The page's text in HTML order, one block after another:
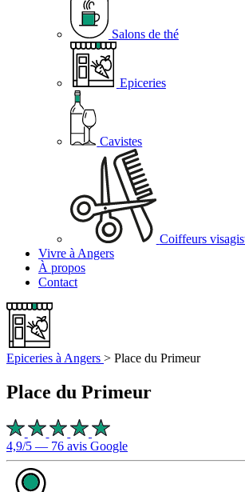
Salons de thé
Epiceries
Cavistes
Coiffeurs
Vivre à Angers
À propos
Contact
Epiceries à Angers > Place du Primeur
Place du Primeur
4,9/5 — 76 avis Google